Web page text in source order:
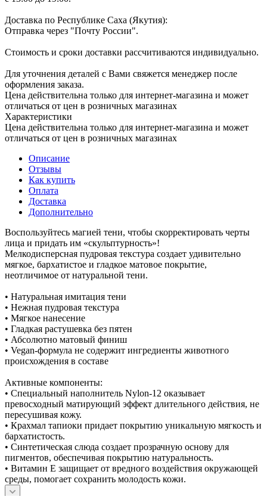
Доставка по Республике Саха (Якутия):
Отправка через "Почту России".
Стоимость и сроки доставки рассчитиваются индивидуально.
Для уточнения деталей с Вами свяжется менеджер после
оформления заказа.
Цена действительна только для интернет-магазина и может
отличаться от цен в розничных магазинах
Характеристики
Цена действительна только для интернет-магазина и может
отличаться от цен в розничных магазинах
Описание
Отзывы
Как купить
Оплата
Доставка
Дополнительно
Воспользуйтесь магией тени, чтобы скорректировать черты
лица и придать им «скульптурность»!
Мелкодисперсная пудровая текстура создает удивительно
мягкое, бархатистое и гладкое матовое покрытие,
неотличимое от натуральной тени.
• Натуральная имитация тени
• Нежная пудровая текстура
• Мягкое нанесение
• Гладкая растушевка без пятен
• Абсолютно матовый финиш
• Vegan-формула не содержит ингредиенты животного
происхождения в составе
Активные компоненты:
• Специальный наполнитель Nylon-12 оказывает
превосходный матирующий эффект длительного действия, не
пересушивая кожу.
• Крахмал тапиоки придает покрытию уникальную мягкость и
бархатистость.
• Синтетическая слюда создает прозрачную основу для
пигментов, обеспечивая покрытию натуральность.
• Витамин Е защищает от вредного воздействия окружающей
среды, помогает сохранить молодость кожи.